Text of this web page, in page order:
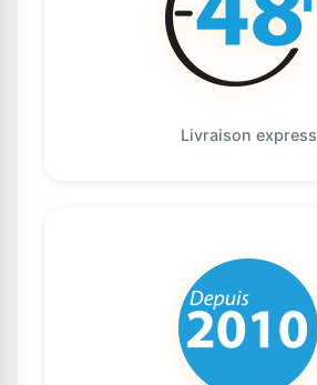
Livraison express